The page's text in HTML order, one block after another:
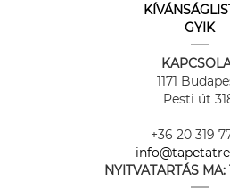
GYIK
1171
Pesti út
+36 20 319
NYITVATARTÁS MA: